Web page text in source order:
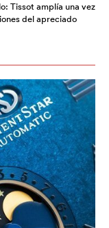
Tissot amplía una vez
del apreciado